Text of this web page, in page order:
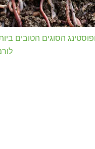
הסוגים הטובים